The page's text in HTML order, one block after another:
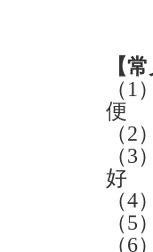
【常
（1
便
（2
（3
好
（4
（5
（6